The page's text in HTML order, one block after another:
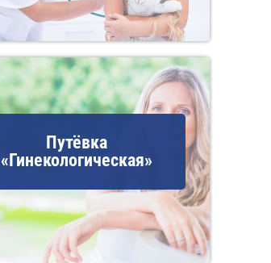
Путёвка
«Гинекологическая»